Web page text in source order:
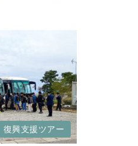
復興支援ツアー